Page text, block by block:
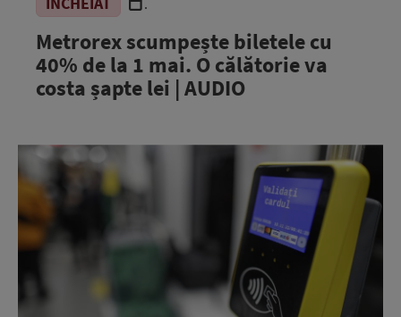
.
Metrorex scumpește biletele cu
40% de la 1 mai. O călătorie va
costa șapte lei | AUDIO